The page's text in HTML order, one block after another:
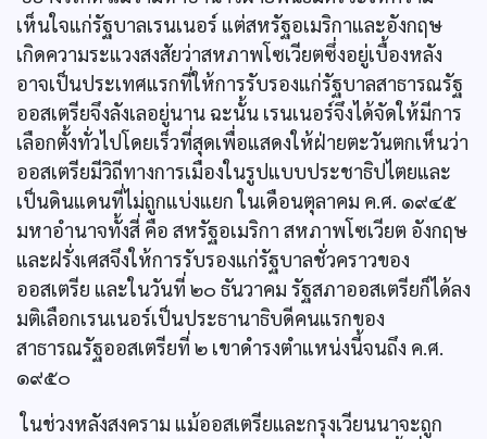
เห็นใจแก่รัฐบาลเรนเนอร์ แต่สหรัฐอเมริกาและอังกฤษ
เกิดความระแวงสงสัยว่าสหภาพโซเวียตซึ่งอยู่เบื้องหลัง
อาจเป็นประเทศแรกที่ให้การรับรองแก่รัฐบาลสาธารณรัฐ
ออสเตรียจึงลังเลอยู่นาน ฉะนั้น เรนเนอร์จึงได้จัดให้มีการ
เลือกตั้งทั่วไปโดยเร็วที่สุดเพื่อแสดงให้ฝ่ายตะวันตกเห็นว่า
ออสเตรียมีวิถีทางการเมืองในรูปแบบประชาธิปไตยและ
เป็นดินแดนที่ไม่ถูกแบ่งแยก ในเดือนตุลาคม ค.ศ. ๑๙๔๕
มหาอำนาจทั้งสี่ คือ สหรัฐอเมริกา สหภาพโซเวียต อังกฤษ
และฝรั่งเศสจึงให้การรับรองแก่รัฐบาลชั่วคราวของ
ออสเตรีย และในวันที่ ๒๐ ธันวาคม รัฐสภาออสเตรียก็ได้ลง
มติเลือกเรนเนอร์เป็นประธานาธิบดีคนแรกของ
สาธารณรัฐออสเตรียที่ ๒ เขาดำรงตำแหน่งนี้จนถึง ค.ศ.
๑๙๕๐
ในช่วงหลังสงคราม แม้ออสเตรียและกรุงเวียนนาจะถูก